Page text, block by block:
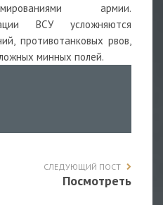
армии.
ВСУ усложняются
противотанковых рвов,
минных полей.
СЛЕДУЮЩИЙ ПОСТ
Посмотреть